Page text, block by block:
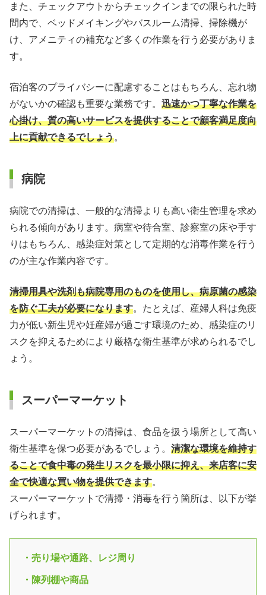
また、チェックアウトからチェックインまでの限られた時
間内で、ベッドメイキングやバスルーム清掃、掃除機が
け、アメニティの補充など多くの作業を行う必要がありま
す。
宿泊客のプライバシーに配慮することはもちろん、忘れ物
がないかの確認も重要な業務です。 迅速かつ丁寧な作業を
心掛け、質の高いサービスを提供することで顧客満足度向
上に貢献できるでしょう。
病院
病院での清掃は、一般的な清掃よりも高い衛生管理を求め
られる傾向があります。病室や待合室、診察室の床や手す
りはもちろん、感染症対策として定期的な消毒作業を行う
のが主な作業内容です。
清掃用具や洗剤も病院専用のものを使用し、病原菌の感染
を防ぐ工夫が必要になります。たとえば、産婦人科は免疫
力が低い新生児や妊産婦が過ごす環境のため、感染症のリ
スクを抑えるためにより厳格な衛生基準が求められるでし
ょう。
スーパーマーケット
スーパーマーケットの清掃は、食品を扱う場所として高い
衛生基準を保つ必要があるでしょう。 清潔な環境を維持す
ることで食中毒の発生リスクを最小限に抑え、来店客に安
全で快適な買い物を提供できます。
スーパーマーケットで清掃・消毒を行う箇所は、以下が挙
げられます。
・売り場や通路、レジ周り
・陳列棚や商品